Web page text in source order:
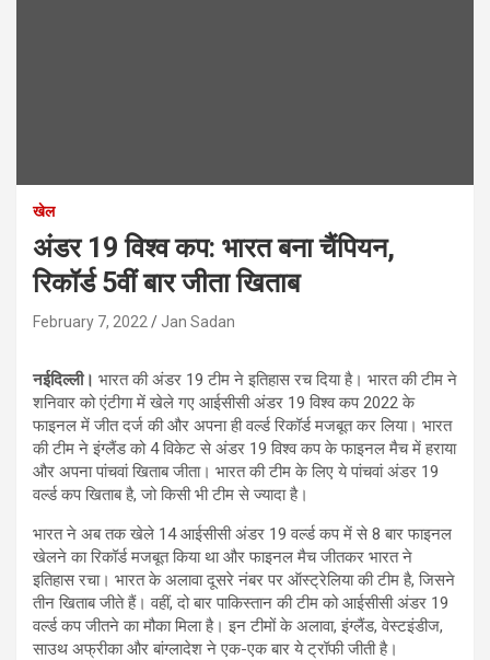
खेल
अंडर 19 विश्व कप: भारत बना चैंपियन,
रिकॉर्ड 5वीं बार जीता खिताब
February 7, 2022 Jan Sadan
नईदिल्ली। भारत की अंडर 19 टीम ने इतिहास रच दिया है। भारत की टीम ने
शनिवार को एंटीगा में खेले गए आईसीसी अंडर 19 विश्व कप 2022 के
फाइनल में जीत दर्ज की और अपना ही वर्ल्ड रिकॉर्ड मजबूत कर लिया। भारत
की टीम ने इंग्लैंड को 4 विकेट से अंडर 19 विश्व कप के फाइनल मैच में हराया
और अपना पांचवां खिताब जीता। भारत की टीम के लिए ये पांचवां अंडर 19
वर्ल्ड कप खिताब है, जो किसी भी टीम से ज्यादा है।
भारत ने अब तक खेले 14 आईसीसी अंडर 19 वर्ल्ड कप में से 8 बार फाइनल
खेलने का रिकॉर्ड मजबूत किया था और फाइनल मैच जीतकर भारत ने
इतिहास रचा। भारत के अलावा दूसरे नंबर पर ऑस्ट्रेलिया की टीम है, जिसने
तीन खिताब जीते हैं। वहीं, दो बार पाकिस्तान की टीम को आईसीसी अंडर 19
वर्ल्ड कप जीतने का मौका मिला है। इन टीमों के अलावा, इंग्लैंड, वेस्टइंडीज,
साउथ अफ्रीका और बांग्लादेश ने एक-एक बार ये ट्रॉफी जीती है।